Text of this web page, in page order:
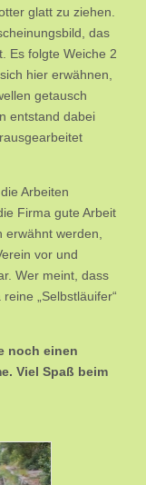
glatt zu ziehen.
das
Es folgte Weiche 2
hier erwähnen,
getausch
entstand dabei
Arbeiten
Firma gute Arbeit
werden,
vor und
Wer meint, dass
„Selbstläuifer“
noch einen
Viel Spaß beim